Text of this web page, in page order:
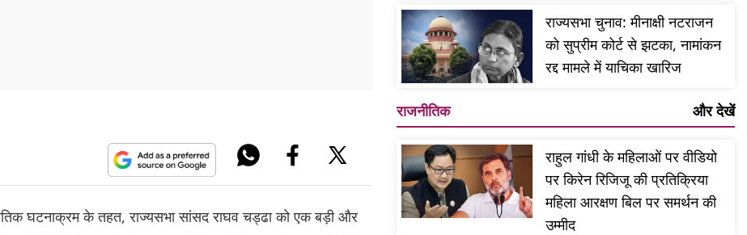
घटनाक्रम के तहत, राज्यसभा सांसद राघव चड्ढा को एक बड़ी और
राज्यसभा चुनाव: मीनाक्षी नटराजन
को सुप्रीम कोर्ट से झटका, नामांकन
रद्द मामले में याचिका खारिज
राजनीतिक और देखें
राहुल गांधी के महिलाओं पर वीडियो
पर किरेन रिजिजू की प्रतिक्रिया
महिला आरक्षण बिल पर समर्थन की
उम्मीद